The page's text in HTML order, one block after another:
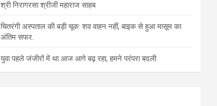
श्री निरागरसा श्रीजी महाराज साहब
चितरंगी अस्पताल की बड़ी चूक: शव वाहन नहीं, बाइक से हुआ मासूम का
अंतिम सफर.
युवा पहले जंजीरों में था आज आगे बढ़ रहा, हमने परंपरा बदली